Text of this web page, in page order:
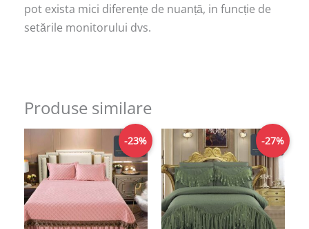
pot exista mici diferențe de nuanță, in funcție de
setările monitorului dvs.
Produse similare
-23%
inițial
a
fost:
259,00lei.
Prețul
curent
este:
199,00lei.
-27%
Prețul
inițial
a
fost:
259,00lei.
Prețul
curent
este:
189,00lei.